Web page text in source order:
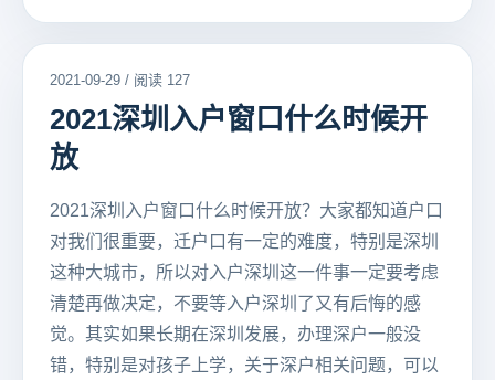
2021-09-29 / 阅读 127
2021深圳入户窗口什么时候开
放
2021深圳入户窗口什么时候开放？大家都知道户口
对我们很重要，迁户口有一定的难度，特别是深圳
这种大城市，所以对入户深圳这一件事一定要考虑
清楚再做决定，不要等入户深圳了又有后悔的感
觉。其实如果长期在深圳发展，办理深户一般没
错，特别是对孩子上学，关于深户相关问题，可以